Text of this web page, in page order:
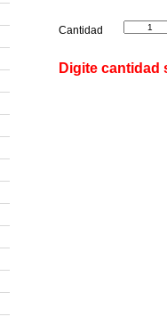
Cantidad
Digite